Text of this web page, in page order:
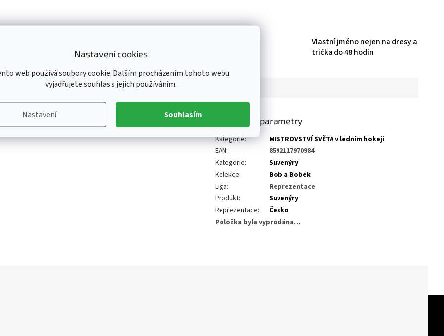
Nastavení cookies
web používá soubory cookie. Dalším procházením tohoto webu
vyjadřujete souhlas s jejich používáním.
Nastavení Souhlasím
Vlastní jméno nejen na dresy a
trička do 48 hodin
Doplňkové parametry
Kategorie:
MISTROVSTVÍ SVĚTA v ledním hokeji
EAN:
8592117970984
Kategorie:
Suvenýry
Kolekce:
Bob a Bobek
Liga:
Reprezentace
Produkt:
Suvenýry
Reprezentace:
Česko
Položka byla vyprodána…